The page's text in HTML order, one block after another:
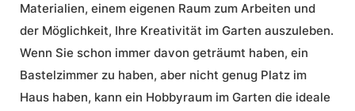
Materialien, einem eigenen Raum zum Arbeiten und
der Möglichkeit, Ihre Kreativität im Garten auszuleben.
Wenn Sie schon immer davon geträumt haben, ein
Bastelzimmer zu haben, aber nicht genug Platz im
Haus haben, kann ein Hobbyraum im Garten die ideale